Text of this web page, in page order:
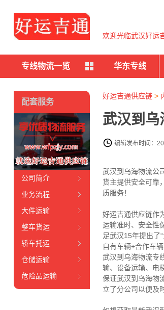
欢迎光临武汉好运
专线物流一览 华东专线
好运吉通供应链>
武汉到乌
编辑发布时间：
武汉到乌海物流公
货主提供安全可靠
质服务！
好运吉通供应链作
运输准时、安全性
足武汉15年提出了
自有车辆+合作车
武汉到乌海物流专
输、设备运输、电
保证武汉到乌海物
立了分公司以便及
配套服务
公司简介
业务流程
大件运输
整车货运
轿车托运
仓储运输
危险品运输